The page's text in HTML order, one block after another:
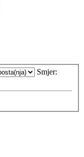
Smjer: